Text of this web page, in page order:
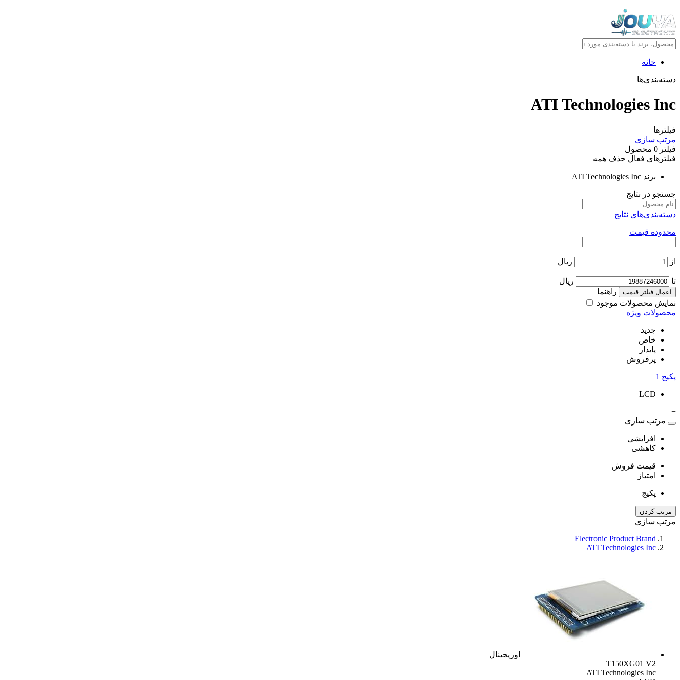
خانه
دسته‌بندی‌ها
ATI Technologies Inc
فیلترها
مرتب سازی
فیلتر 0 محصول
فیلترهای فعال حذف همه
برند ATI Technologies Inc
جستجو در نتایج
دسته‌بندی‌های نتایج
محدوده قیمت
از ریال
تا ریال
اعمال فیلتر قیمت
راهنما
نمایش محصولات موجود
محصولات ویژه
جدید
خاص
پایدار
پرفروش
پکیج 1
LCD
=
مرتب سازی
افزایشی
کاهشی
قیمت فروش
امتیاز
پکیج
مرتب کردن
مرتب سازی
Electronic Product Brand
ATI Technologies Inc
اوریجینال
T150XG01 V2
ATI Technologies Inc